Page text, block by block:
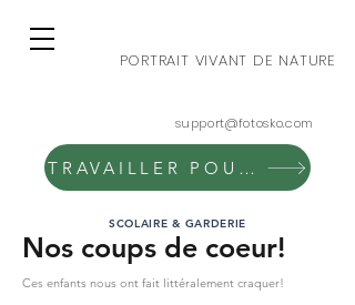
PORTRAIT VIVANT DE NATURE
support@fotosko.com
TRAVAILLER POUR FOTOSKO
SCOLAIRE & GARDERIE
Nos coups de coeur!
Ces enfants nous ont fait littéralement craquer!